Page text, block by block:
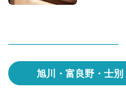
旭川・富良野・士別